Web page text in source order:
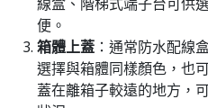
便。
箱體上蓋 ：通常防水配線
選擇與箱體同樣顏色，也
蓋在離箱子較遠的地方，